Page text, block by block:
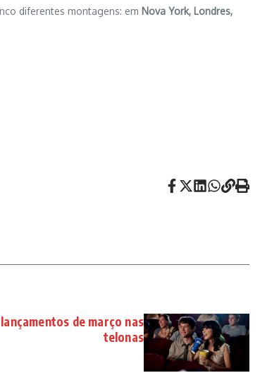
diferentes montagens: em Nova York, Londres,
de março nas
telonas